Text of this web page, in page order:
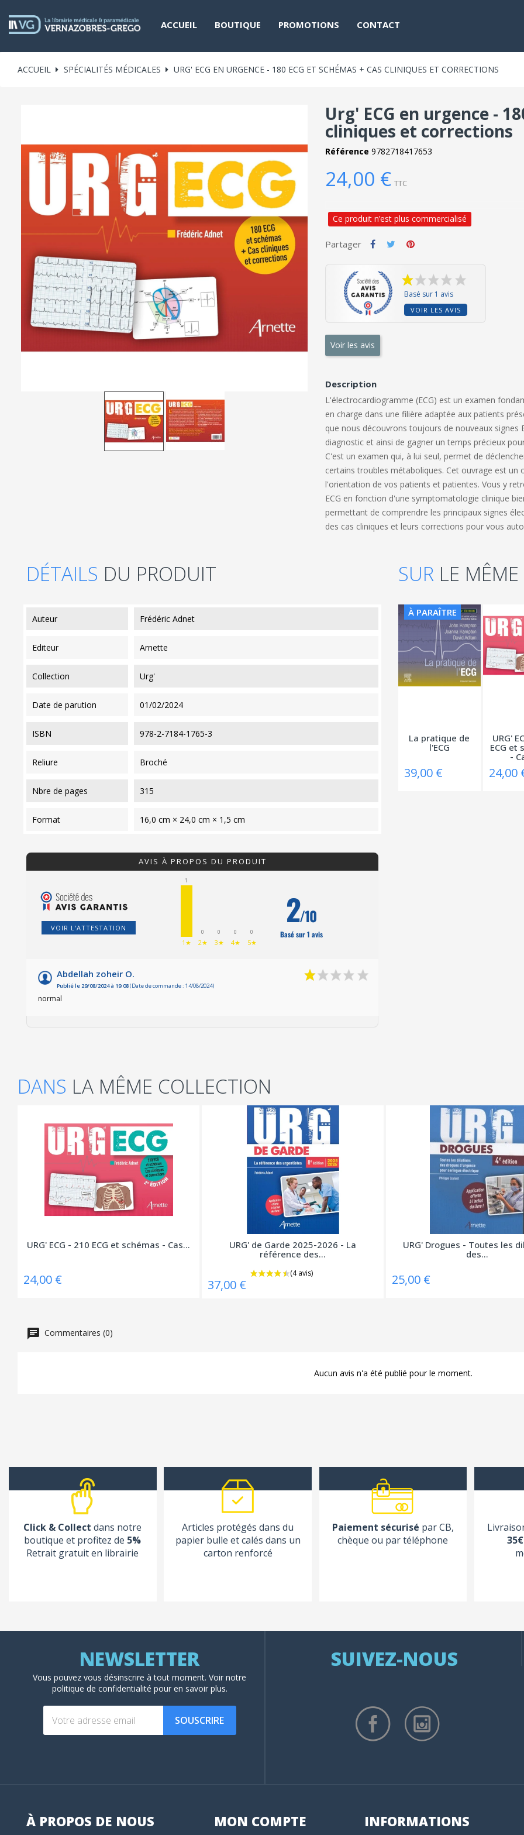
ACCUEIL BOUTIQUE PROMOTIONS CONTACT
ACCUEIL SPÉCIALITÉS MÉDICALES URG' ECG EN URGENCE - 180 ECG ET SCHÉMAS + CAS CLINIQUES ET CORRECTIONS
Urg' ECG en urgence -
cliniques et corrections
Référence 9782718417653
24,00 € TTC
Ce produit n’est plus commercialisé
Partager
Basé sur 1 avis
VOIR LES AVIS
Voir les avis
Description
L'électrocardiogramme (ECG) est un examen
en charge dans une filière adaptée aux patients
que nous découvrons toujours de nouveaux
diagnostic et ainsi de gagner un temps précieux
C'est un examen qui, à lui seul, permet de
certains troubles métaboliques. Cet ouvrage est
l'orientation de vos patients et patientes. Vous y
ECG en fonction d'une symptomatologie clinique
permettant de comprendre les principaux signes
des cas cliniques et leurs corrections pour vous
DÉTAILS DU PRODUIT
auteur Frédéric Adnet
editeur Arnette
collection Urg'
date de parution 01/02/2024
ISBN 978-2-7184-1765-3
reliure Broché
nbre de pages 315
format 16,0 cm × 24,0 cm × 1,5 cm
AVIS À PROPOS DU PRODUIT
VOIR L'ATTESTATION
1
1★
0
2★
0
3★
0
4★
0
5★
2/10
Basé sur 1 avis
Abdellah zoheir O.
Publié le 29/08/2024 à 19:08(Date de commande : 14/08/2024)
normal
SUR LE
À PARAÎTRE
La pratique de
l'ECG
39,00 €
URG'
ECG et
-
24,00
DANS LA MÊME COLLECTION
URG' ECG - 210 ECG et schémas - Cas...
24,00 €
URG' de Garde 2025-2026 - La
référence des...
37,00 €
URG' Drogues - Toutes les
des...
25,00 €
Commentaires (0)
Aucun avis n'a été publié pour le moment.
Click & Collect dans notre
boutique et profitez de 5%
Retrait gratuit en librairie
Articles protégés dans du
papier bulle et calés dans un
carton renforcé
Paiement sécurisé par CB,
chèque ou par téléphone
35€
Vous pouvez vous désinscrire à tout moment. Voirnotre
politique de confidentialité pour en savoir plus.
SOUSCRIRE
SUIVEZ-NOUS
À PROPOS DE NOUS MON COMPTE INFORMATIONS